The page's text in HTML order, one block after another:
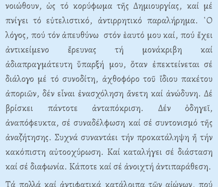
νοιώθουν, ὡς τό κορύφωμα τῆς Δημιουργίας, καί μέ
πνίγει τό εὐτελιστικό, ἀντιρρητικό παραλήρημα. ῾Ο
λόγος, πού τόν ἀπευθύνω στόν ἑαυτό μου καί, πού ἔχει
ἀντικείμενο ἔρευνας τή μονάκριβη καί
ἀδιαπραγμάτευτη ὕπαρξή μου, ὅταν ἐπεκτείνεται σέ
διάλογο μέ τό συνοδίτη, ἀχθοφόρο τοῦ ἴδιου πακέτου
ἀποριῶν, δέν εἶναι ἐνασχόληση ἄνετη καί ἀνώδυνη. Δέ
βρίσκει πάντοτε ἀνταπόκριση. Δέν ὁδηγεῖ,
ἀναπόφευκτα, σέ συναδέλφωση καί σέ συντονισμό τῆς
ἀναζήτησης. Συχνά συναντάει τήν προκατάληψη ἤ τήν
κακόπιστη αὐτοοχύρωση. Καί καταλήγει σέ διάσταση
καί σέ διαφωνία. Κάποτε καί σέ ἀνοιχτή ἀντιπαράθεση.
Τά πολλά καί ἀντιφατικά κατάλοιπα τῶν αἰώνων, πού